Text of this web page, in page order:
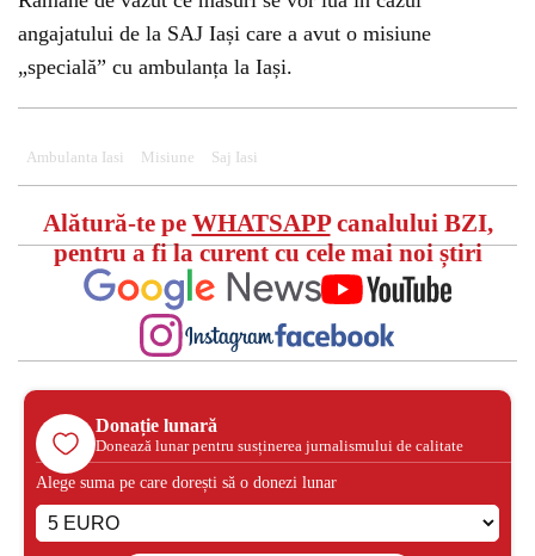
angajatului de la SAJ Iași care a avut o misiune
„specială” cu ambulanța la Iași.
Could not play video.
Ambulanta Iasi Misiune Saj Iasi
Alătură-te pe WHATSAPPcanalului BZI,
pentru a fi la curent cu cele mai noi știri
Donație lunară
Donează lunar pentru susținerea jurnalismului de calitate
Alege suma pe care dorești să o donezi lunar